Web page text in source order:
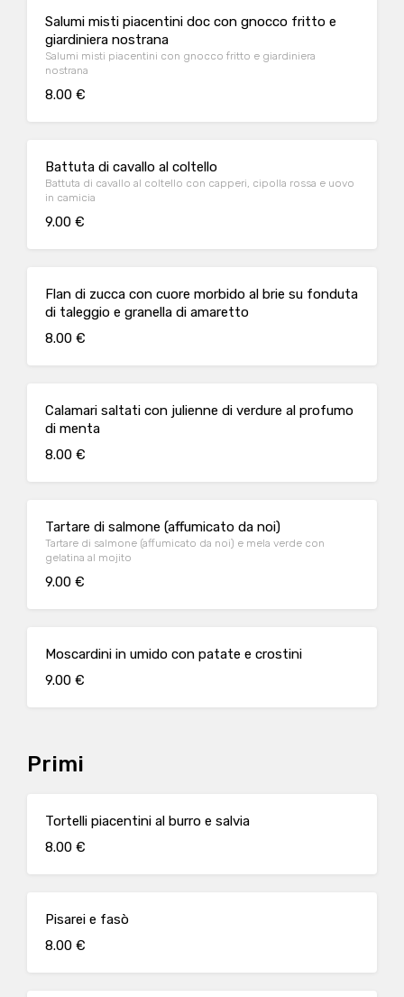
Salumi misti piacentini doc con gnocco fritto e
giardiniera nostrana
Salumi misti piacentini con gnocco fritto e giardiniera
nostrana
8.00 €
Battuta di cavallo al coltello
Battuta di cavallo al coltello con capperi, cipolla rossa e uovo
in camicia
9.00 €
Flan di zucca con cuore morbido al brie su fonduta
di taleggio e granella di amaretto
8.00 €
Calamari saltati con julienne di verdure al profumo
di menta
8.00 €
Tartare di salmone (affumicato da noi)
Tartare di salmone (affumicato da noi) e mela verde con
gelatina al mojito
9.00 €
Moscardini in umido con patate e crostini
9.00 €
Primi
Tortelli piacentini al burro e salvia
8.00 €
Pisarei e fasò
8.00 €